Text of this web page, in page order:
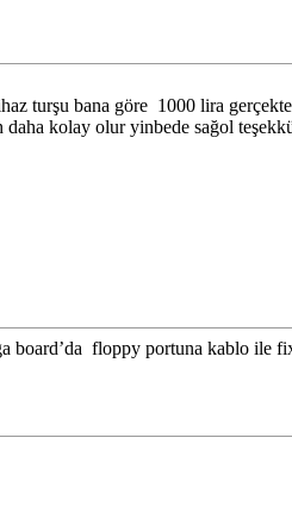
turşu bana göre 1000 lira
kolay olur yinbede sağol
board’da floppy portuna kablo ile